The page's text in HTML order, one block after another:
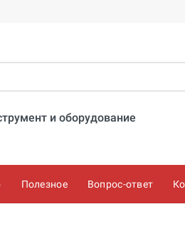
и оборудование
Полезное Вопрос-ответ